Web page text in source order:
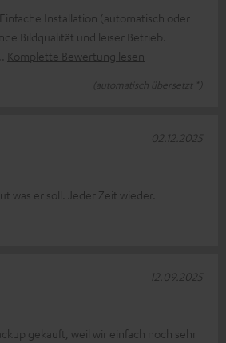
Installation (automatisch oder
Bildqualität und leiser Betrieb.
Komplette Bewertung lesen
(automatisch übersetzt *)
was er soll. Jeder Zeit wieder.
02.12.2025
gekauft, weil wir einfach noch sehr
12.09.2025